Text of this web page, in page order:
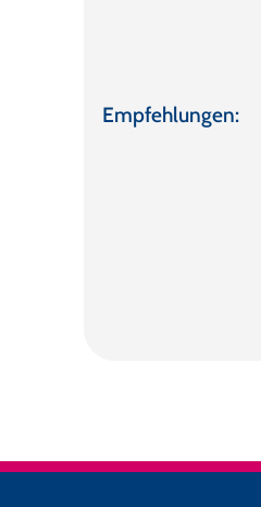
Empfehlungen: